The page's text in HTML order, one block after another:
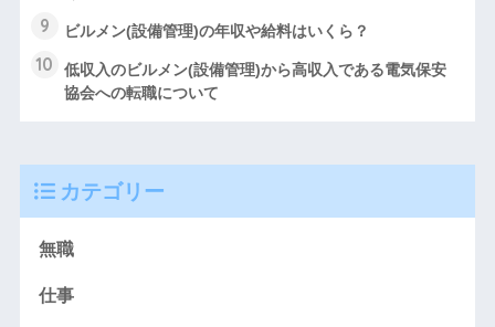
9 ビルメン(設備管理)の年収や給料はいくら？
10
低収入のビルメン(設備管理)から高収入である電気保安
協会への転職について
カテゴリー
無職
仕事